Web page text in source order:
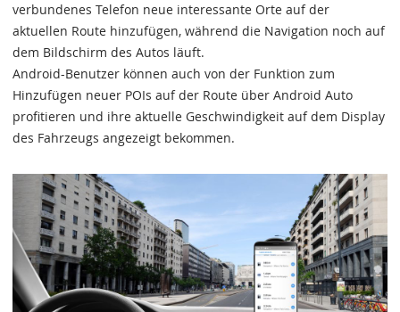
verbundenes Telefon neue interessante Orte auf der
aktuellen Route hinzufügen, während die Navigation noch auf
dem Bildschirm des Autos läuft.
Android-Benutzer können auch von der Funktion zum
Hinzufügen neuer POIs auf der Route über Android Auto
profitieren und ihre aktuelle Geschwindigkeit auf dem Display
des Fahrzeugs angezeigt bekommen.